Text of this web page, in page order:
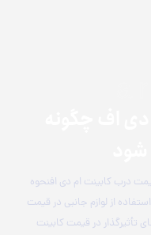
درب کابینت ام دی افنحوه
از لوازم جانبی در قیمت
تأثیرگذار در قیمت کابینت